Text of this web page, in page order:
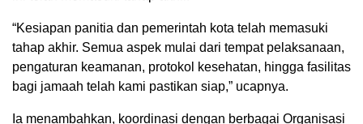
“Kesiapan panitia dan pemerintah kota telah memasuki
tahap akhir. Semua aspek mulai dari tempat pelaksanaan,
pengaturan keamanan, protokol kesehatan, hingga fasilitas
bagi jamaah telah kami pastikan siap,” ucapnya.
Ia menambahkan, koordinasi dengan berbagai Organisasi